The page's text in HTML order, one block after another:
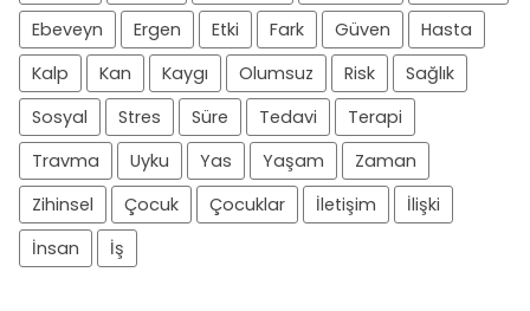
Ebeveyn
Ergen Etki Fark Güven
Hasta
Kalp
Kan Kaygı Olumsuz Risk
Sağlık
Sosyal
Stres Süre Tedavi
Terapi
Travma
Uyku Yas Yaşam
Zaman
Zihinsel
Çocuk Çocuklar İletişim
İlişki
İnsan
İş